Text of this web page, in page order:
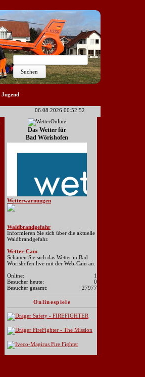
Jugend
06.08.2026 00:52:52
Das Wetter für
Bad Wörishofen
Wetterwarnungen
Waldbrandgefahr
Informieren Sie sich über die aktuelle
Waldbrandgefahr.
Wetter-Cam
Schauen Sie sich das Wetter in Bad
Wörishofen live mit der Web-Cam an.
Online:
1
Besucher heute:
0
Besucher gesamt:
27977
Onlinespiele